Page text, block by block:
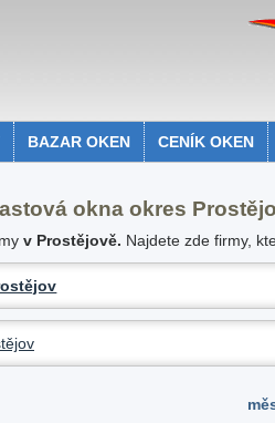
BAZAR OKEN CENÍK OKEN
okna okres
v Prostějově. Najdete zde firmy,